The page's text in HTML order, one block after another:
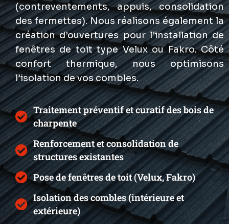
(contreventements, appuis, consolidation
des fermettes). Nous réalisons également la
création d’ouvertures pour l’installation de
fenêtres de toit type Velux ou Fakro. Côté
confort thermique, nous optimisons
l’isolation de vos combles.
Traitement préventif et curatif des bois de
charpente
Renforcement et consolidation de
structures existantes
Pose de fenêtres de toit (Velux, Fakro)
Isolation des combles (intérieure et
extérieure)